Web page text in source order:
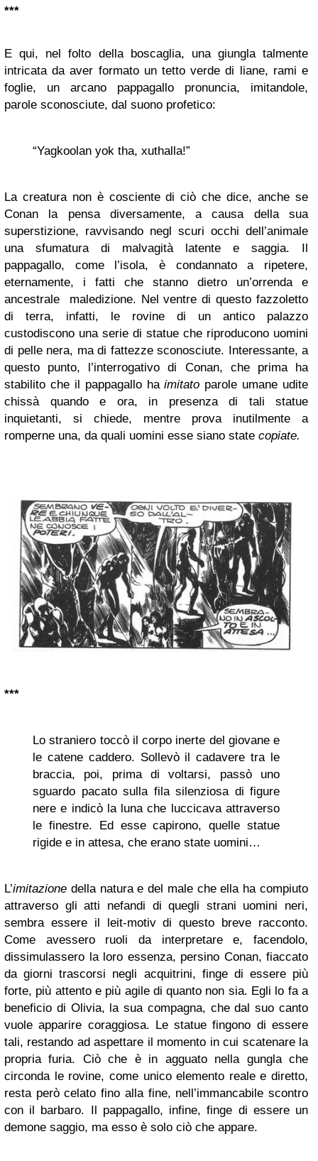
***
E qui, nel folto della boscaglia, una giungla talmente
intricata da aver formato un tetto verde di liane, rami e
foglie, un arcano pappagallo pronuncia, imitandole,
parole sconosciute, dal suono profetico:
“Yagkoolan yok tha, xuthalla!”
La creatura non è cosciente di ciò che dice, anche se
Conan la pensa diversamente, a causa della sua
superstizione, ravvisando negl scuri occhi dell’animale
una sfumatura di malvagità latente e saggia. Il
pappagallo, come l’isola, è condannato a ripetere,
eternamente, i fatti che stanno dietro un’orrenda e
ancestrale maledizione. Nel ventre di questo fazzoletto
di terra, infatti, le rovine di un antico palazzo
custodiscono una serie di statue che riproducono uomini
di pelle nera, ma di fattezze sconosciute. Interessante, a
questo punto, l’interrogativo di Conan, che prima ha
stabilito che il pappagallo haimitato parole umane udite
chissà quando e ora, in presenza di tali statue
inquietanti, si chiede, mentre prova inutilmente a
romperne una, da quali uomini esse siano state copiate.
***
Lo straniero toccò il corpo inerte del giovane e
le catene caddero. Sollevò il cadavere tra le
braccia, poi, prima di voltarsi, passò uno
sguardo pacato sulla fila silenziosa di figure
nere e indicò la luna che luccicava attraverso
le finestre. Ed esse capirono, quelle statue
rigide e in attesa, che erano state uomini…
L’imitazione della natura e del male che ella ha compiuto
attraverso gli atti nefandi di quegli strani uomini neri,
sembra essere il leit-motiv di questo breve racconto.
Come avessero ruoli da interpretare e, facendolo,
dissimulassero la loro essenza, persino Conan, fiaccato
da giorni trascorsi negli acquitrini, finge di essere più
forte, più attento e più agile di quanto non sia. Egli lo fa a
beneficio di Olivia, la sua compagna, che dal suo canto
vuole apparire coraggiosa. Le statue fingono di essere
tali, restando ad aspettare il momento in cui scatenare la
propria furia. Ciò che è in agguato nella gungla che
circonda le rovine, come unico elemento reale e diretto,
resta però celato fino alla fine, nell’immancabile scontro
con il barbaro. Il pappagallo, infine, finge di essere un
demone saggio, ma esso è solo ciò che appare.